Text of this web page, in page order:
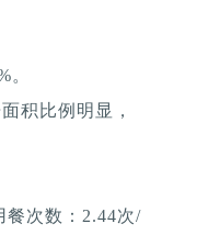
。
积比例明显，
餐次数：2.44次/